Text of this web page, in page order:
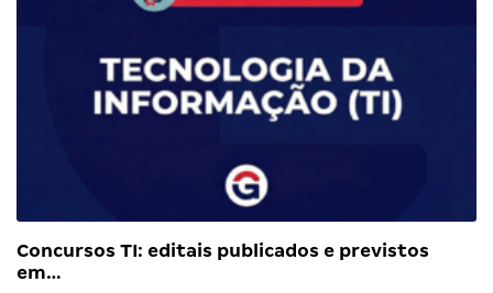
PorAnna Rodrigues
3 min. de leitura
Tudo que sabemos sobre: